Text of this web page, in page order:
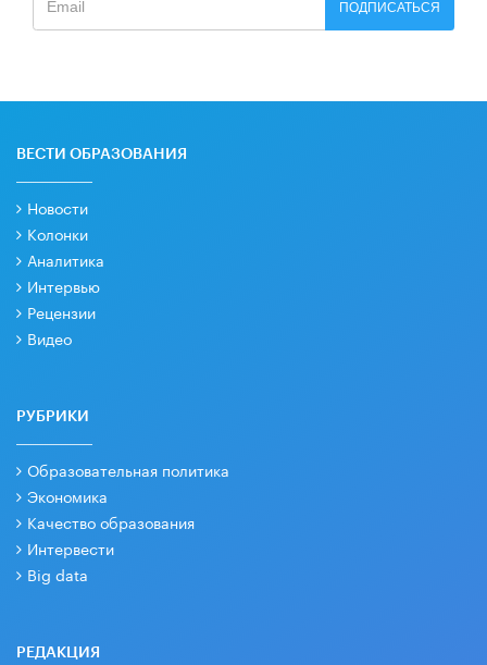
ПОДПИСАТЬСЯ
ВЕСТИ ОБРАЗОВАНИЯ
Новости
Колонки
Аналитика
Интервью
Рецензии
Видео
РУБРИКИ
Образовательная политика
Экономика
Качество образования
Интервести
Big data
РЕДАКЦИЯ